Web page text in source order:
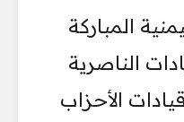
المباركة
الناصرية
الأحزاب